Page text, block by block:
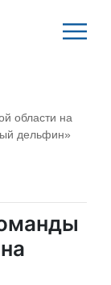
области на
дельфин»